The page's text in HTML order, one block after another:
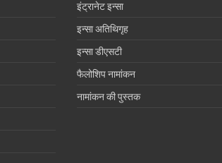
इंट्रानेट इन्सा
इन्सा अतिथिगृह
इन्सा डीएसटी
फैलोशिप नामांकन
नामांकन की पुस्तक